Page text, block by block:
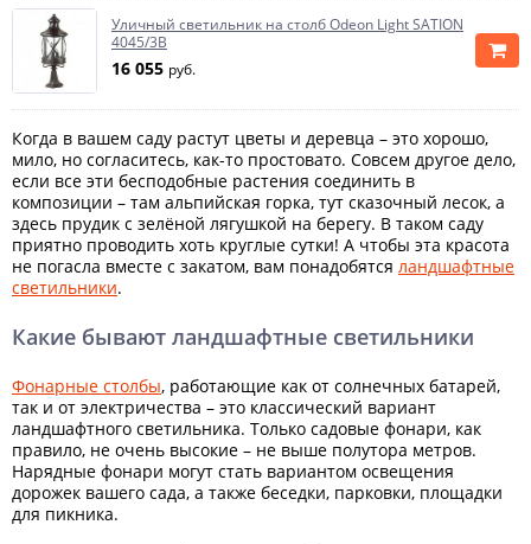
Уличный светильник на столб Odeon Light SATION
4045/3B
16 055 руб.
Когда в вашем саду растут цветы и деревца – это хорошо,
мило, но согласитесь, как-то простовато. Совсем другое дело,
если все эти бесподобные растения соединить в
композиции – там альпийская горка, тут сказочный лесок, а
здесь прудик с зелёной лягушкой на берегу. В таком саду
приятно проводить хоть круглые сутки! А чтобы эта красота
не погасла вместе с закатом, вам понадобятся ландшафтные
светильники.
Какие бывают ландшафтные светильники
Фонарные столбы, работающие как от солнечных батарей,
так и от электричества – это классический вариант
ландшафтного светильника. Только садовые фонари, как
правило, не очень высокие – не выше полутора метров.
Нарядные фонари могут стать вариантом освещения
дорожек вашего сада, а также беседки, парковки, площадки
для пикника.